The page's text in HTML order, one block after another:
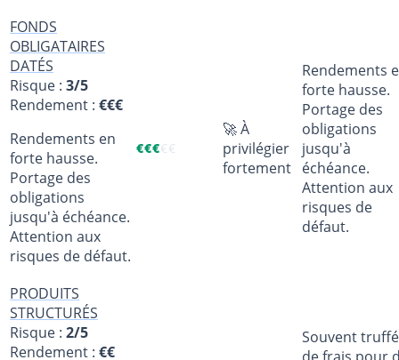
FONDS
OBLIGATAIRES
DATÉS
Risque : 3/5
Rendement : €€€
Rendements en
forte hausse.
Portage des
obligations
jusqu'à échéance.
Attention aux
risques de défaut.
€€€€€
🚀 À
privilégier
fortement
Rendements
forte hausse.
Portage des
obligations
jusqu'à
échéance.
Attention aux
risques de
défaut.
PRODUITS
STRUCTURÉS
Risque : 2/5
Rendement : €€
Souvent